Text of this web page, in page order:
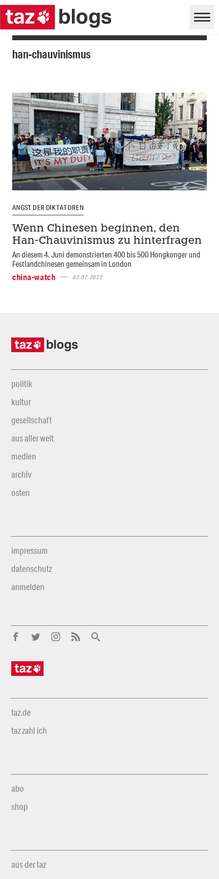
han-chauvinismus
ANGST DER DIKTATOREN
Wenn Chinesen beginnen, den
Han-Chauvinismus zu hinterfragen
An diesem 4. Juni demonstrierten 400 bis 500 Hongkonger und
Festlandchinesen gemeinsam in London
china-watch
03.07.2023
politik
kultur
gesellschaft
aus aller welt
medien
archiv
osten
impressum
datenschutz
anmelden
taz.de
taz zahl ich
abo
shop
aus der taz